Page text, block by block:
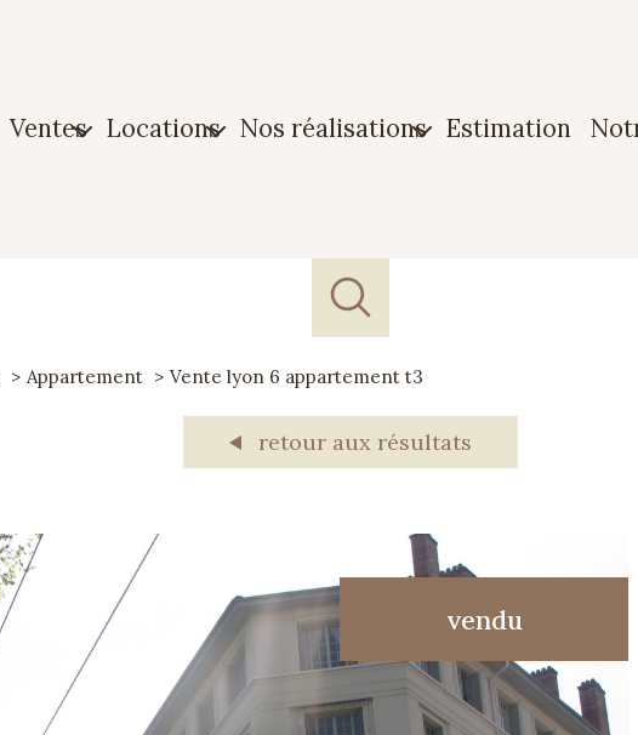
ventes
Garage
locations nos réalisations
Biens loués
estimation
Appartement Vente lyon 6 appartement t3
retour aux résultats
vendu